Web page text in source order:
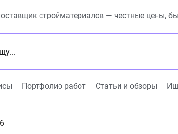
стройматериалов — честные цены,
Портфолио работ Статьи и обзоры